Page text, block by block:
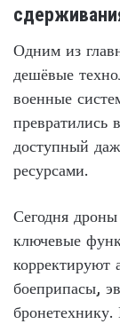
Одним из
дешёвые
военные
превратились
доступный
ресурсами.
Сегодня
ключевые
корректируют
боеприпасы,